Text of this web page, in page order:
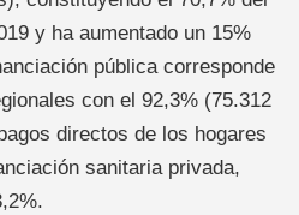
y ha aumentado un 15%
pública corresponde
con el 92,3% (75.312
directos de los hogares
sanitaria privada,